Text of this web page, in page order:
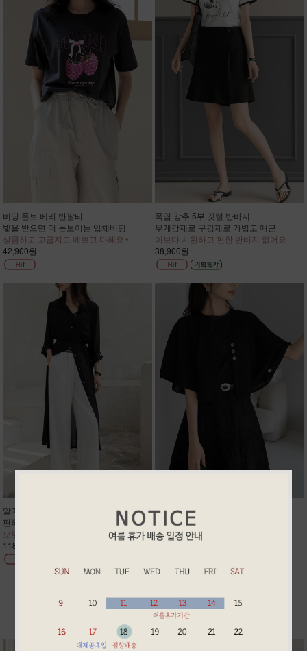
비딩 폰트 베리 반팔티
빛을 받으면 더 돋보이는 입체비딩
상큼하고 고급지고 예쁘고 다해요~
42,900원
폭염 강추 5부 깃털 반바지
무게감제로 구김제로 가볍고 매끈
이보다 시원하고 편한 반바지 없어요
38,900원
알마 썸머 반통핏 슬렉스
편하고 고급스러워 정장룩/데일리룩
모두 강추!! 주문폭주 2차리오더
118,900원
린 썸머 린넨 케이프 가디건
케이프핏 나시 원피스에 찰떡코디
예쁘게 팔뚝살 어깨살 커버 주문폭주
BEST ITEM